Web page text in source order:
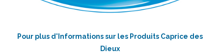
Pour plus d'Informations sur les Produits Caprice des
Dieux